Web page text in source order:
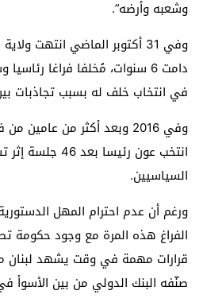
وشعبه وأرضه”.
وفي 31 أكتوبر الماضي انتهت
في انتخاب خلف له بسبب تجاذبات بين
وفي 2016 وبعد أكثر من
انتخب عون رئيسا
السياسيين.
ورغم أن عدم احترام المهل
الفراغ هذه المرة مع وجود حكومة
صنّفه البنك الدولي من بين الأسوأ